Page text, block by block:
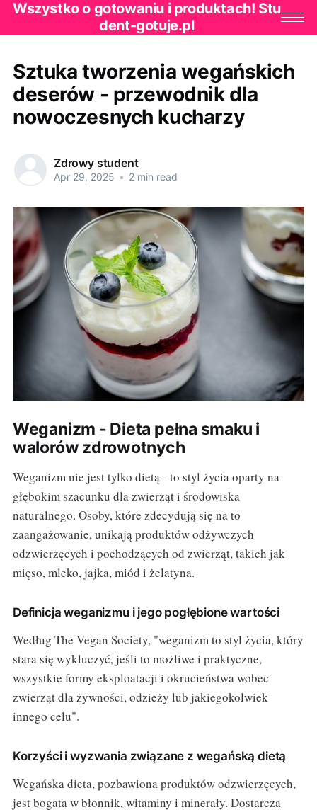
Wszystko o gotowaniu i produktach! Stu
dent-gotuje.pl
Sztuka tworzenia wegańskich
deserów - przewodnik dla
nowoczesnych kucharzy
Zdrowy student
Apr 29, 2025 • 2 min read
Weganizm - Dieta pełna smaku i
walorów zdrowotnych
Weganizm nie jest tylko dietą - to styl życia oparty na
głębokim szacunku dla zwierząt i środowiska
naturalnego. Osoby, które zdecydują się na to
zaangażowanie, unikają produktów odżywczych
odzwierzęcych i pochodzących od zwierząt, takich jak
mięso, mleko, jajka, miód i żelatyna.
Definicja weganizmu i jego pogłębione wartości
Według The Vegan Society, "weganizm to styl życia, który
stara się wykluczyć, jeśli to możliwe i praktyczne,
wszystkie formy eksploatacji i okrucieństwa wobec
zwierząt dla żywności, odzieży lub jakiegokolwiek
innego celu".
Korzyści i wyzwania związane z wegańską dietą
Wegańska dieta, pozbawiona produktów odzwierzęcych,
jest bogata w błonnik, witaminy i minerały. Dostarcza